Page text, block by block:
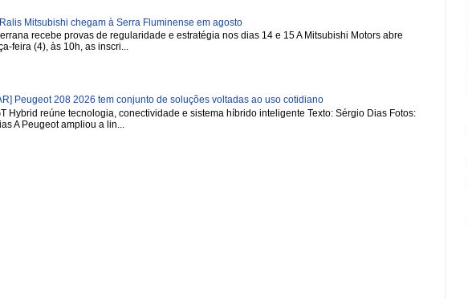
Mitsubishi chegam à Serra Fluminense em agosto
recebe provas de regularidade e estratégia nos dias 14 e 15 A Mitsubishi Motors abre
feira (4), às 10h, as inscri...
Peugeot 208 2026 tem conjunto de soluções voltadas ao uso cotidiano
Hybrid reúne tecnologia, conectividade e sistema híbrido inteligente Texto: Sérgio Dias Fotos:
A Peugeot ampliou a lin...